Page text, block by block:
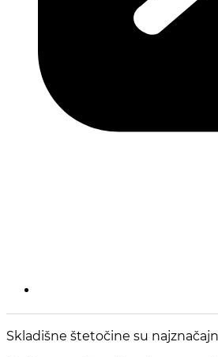
Skladišne štetočine su